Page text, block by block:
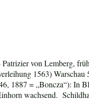
von Lemberg,
1563)
1887 = „Boncza“): In
wachsend.